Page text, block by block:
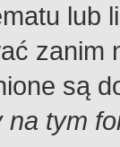
lub
są
na tym